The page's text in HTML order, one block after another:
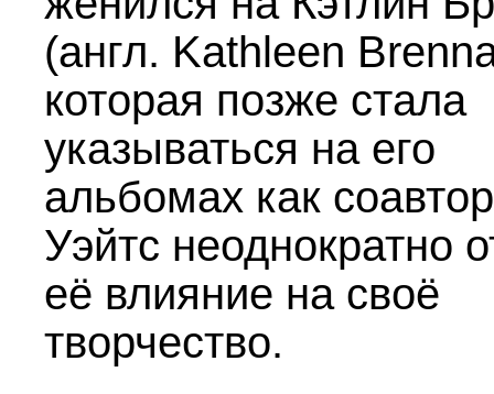
(англ. Kathleen
которая позже стала
указываться на его
альбомах как
Уэйтс неоднократно
её влияние на своё
творчество.